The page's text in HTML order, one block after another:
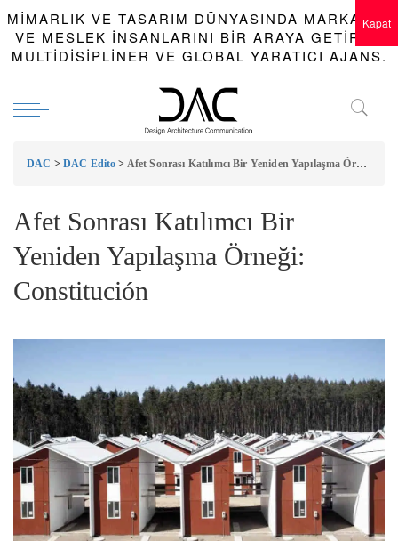
MIMARLIK VE TASARIM DÜNYASINDA MARKALAR
VE MESLEK INSANLARINI BIR ARAYA GETIREN
MULTIDISIPLINER VE GLOBAL YARATICI AJANS.
DAC > DAC Edito > Afet Sonrası Katılımcı Bir Yeniden Yapılaşma Örneği: Constitución
Afet Sonrası Katılımcı Bir
Yeniden Yapılaşma Örneği:
Constitución
Kapat